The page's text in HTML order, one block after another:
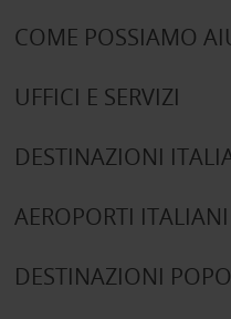
COME POSSIAMO
UFFICI E SERVIZI
DESTINAZIONI
AEROPORTI
DESTINAZIONI